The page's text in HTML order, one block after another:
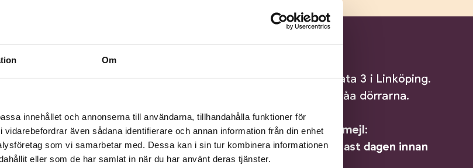
Om
innehållet och annonserna till användarna, tillhandahålla funktioner för
även sådana identifierare och annan information från din enhet
som vi samarbetar med. Dessa kan i sin tur kombinera informationen
eller som de har samlat in när du har använt deras tjänster.
inget
mycket
Bra att veta om träffarna
Plats: Ung Scen Öst, Elsa Brändströms gata 3 i Linköping.
Vi möts i teaterns entré, ingång via de blåa dörrarna.
Alla aktiviteter är kostnadsfria.
Anmälan sker till Rebecca (pedagog) via mejl:
rebecca.garman@ostgotateatern.se senast dagen innan
träffen.